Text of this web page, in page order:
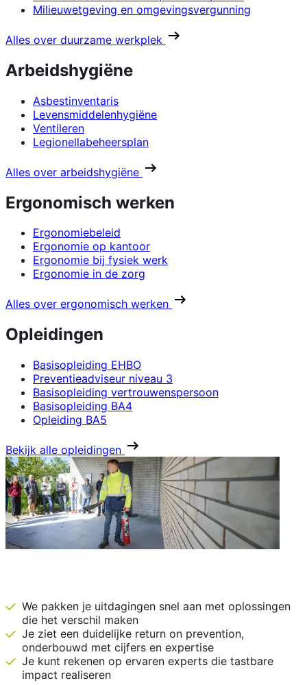
Milieuwetgeving en omgevingsvergunning
Alles over duurzame werkplek
Arbeidshygiëne
Asbestinventaris
Levensmiddelenhygiëne
Ventileren
Legionellabeheersplan
Alles over arbeidshygiëne
Ergonomisch werken
Ergonomiebeleid
Ergonomie op kantoor
Ergonomie bij fysiek werk
Ergonomie in de zorg
Alles over ergonomisch werken
Opleidingen
Basisopleiding EHBO
Preventieadviseur niveau 3
Basisopleiding vertrouwenspersoon
Basisopleiding BA4
Opleiding BA5
Bekijk alle opleidingen
We pakken je uitdagingen snel aan met oplossingen
die het verschil maken
Je ziet een duidelijke return on prevention,
onderbouwd met cijfers en expertise
Je kunt rekenen op ervaren experts die tastbare
impact realiseren